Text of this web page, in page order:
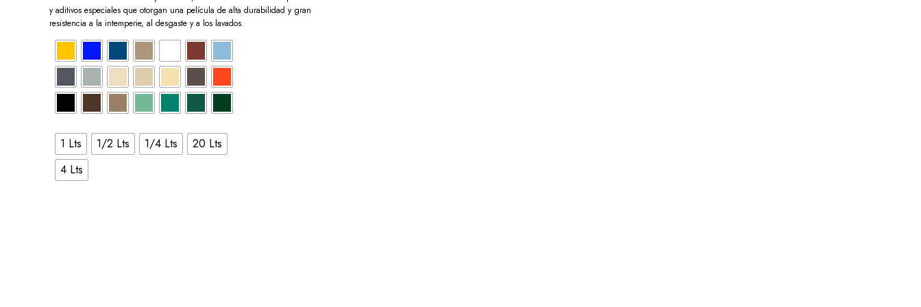
y aditivos especiales que otorgan una película de alta durabilidad y gran
resistencia a la intemperie, al desgaste y a los lavados.
1 Lts 1/2 Lts 1/4 Lts
20 Lts
4 Lts